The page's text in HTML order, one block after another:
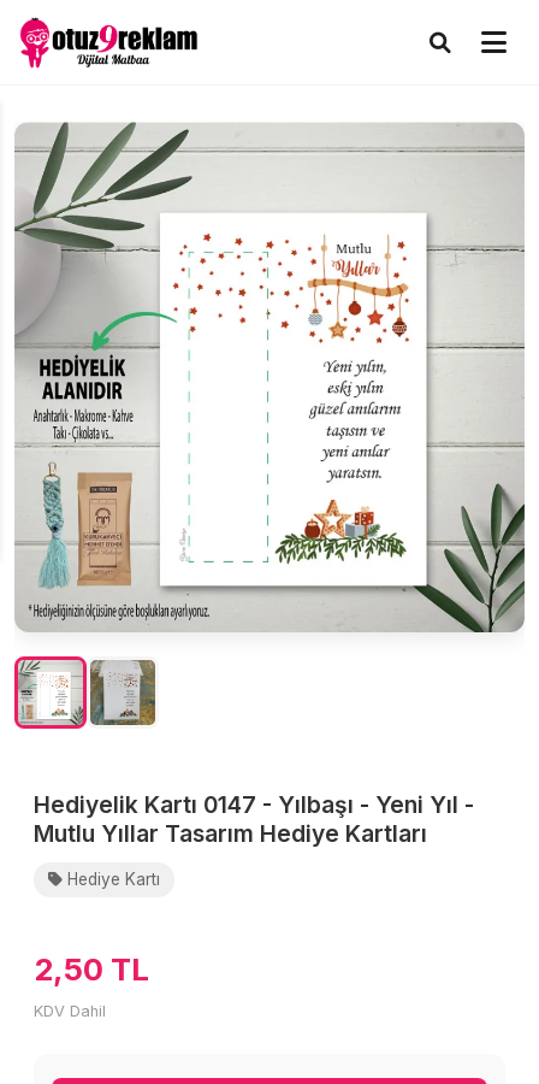
Hediyelik Kartı 0147 - Yılbaşı - Yeni Yıl -
Mutlu Yıllar Tasarım Hediye Kartları
Hediye Kartı
2,50 TL
KDV Dahil